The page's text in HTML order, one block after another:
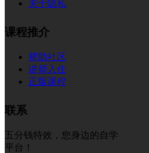
关于隐私
课程推介
帮助社区
讲师入住
正版课程
联系
五分钱特效，您身边的自学
平台！